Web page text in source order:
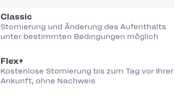
Classic
Stornierung und Änderung des Aufenthalts
unter bestimmten Bedingungen möglich
Flex+
Kostenlose Stornierung bis zum Tag vor Ihrer
Ankunft, ohne Nachweis